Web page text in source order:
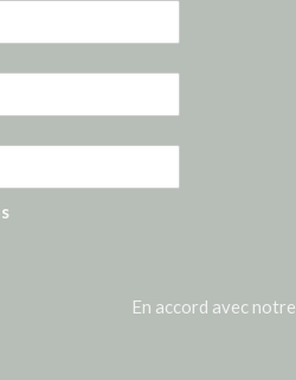
En accord avec notre